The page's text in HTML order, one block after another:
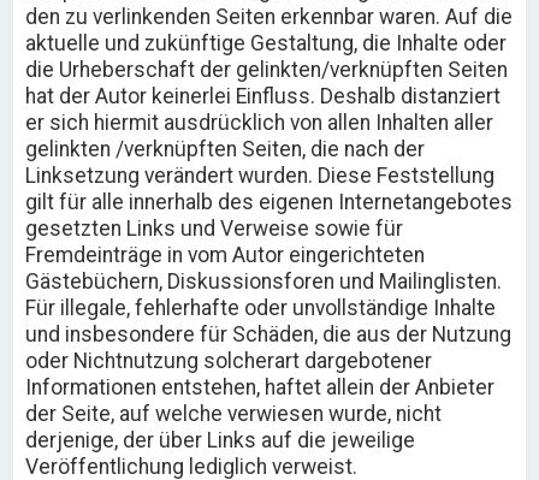
den zu verlinkenden Seiten erkennbar waren. Auf die
aktuelle und zukünftige Gestaltung, die Inhalte oder
die Urheberschaft der gelinkten/verknüpften Seiten
hat der Autor keinerlei Einfluss. Deshalb distanziert
er sich hiermit ausdrücklich von allen Inhalten aller
gelinkten /verknüpften Seiten, die nach der
Linksetzung verändert wurden. Diese Feststellung
gilt für alle innerhalb des eigenen Internetangebotes
gesetzten Links und Verweise sowie für
Fremdeinträge in vom Autor eingerichteten
Gästebüchern, Diskussionsforen und Mailinglisten.
Für illegale, fehlerhafte oder unvollständige Inhalte
und insbesondere für Schäden, die aus der Nutzung
oder Nichtnutzung solcherart dargebotener
Informationen entstehen, haftet allein der Anbieter
der Seite, auf welche verwiesen wurde, nicht
derjenige, der über Links auf die jeweilige
Veröffentlichung lediglich verweist.